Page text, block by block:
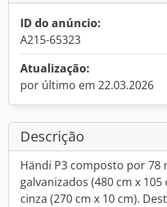
ID do anúncio:
A215-65323
Atualização:
por último em 22.03.2026
Descrição
Händi P3 composto por 78
galvanizados (480 cm x 105
cinza (270 cm x 10 cm).